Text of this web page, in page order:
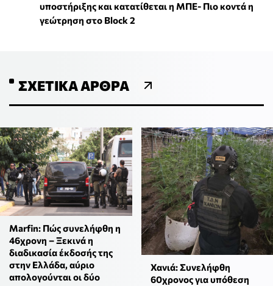
υποστήριξης και κατατίθεται η ΜΠΕ- Πιο κοντά η
γεώτρηση στο Block 2
ΣΧΕΤΙΚΆ ΆΡΘΡΑ
Marfin: Πώς συνελήφθη η
46χρονη – Ξεκινά η
διαδικασία έκδοσής της
στην Ελλάδα, αύριο
απολογούνται οι δύο
Χανιά: Συνελήφθη
60χρονος για υπόθεση